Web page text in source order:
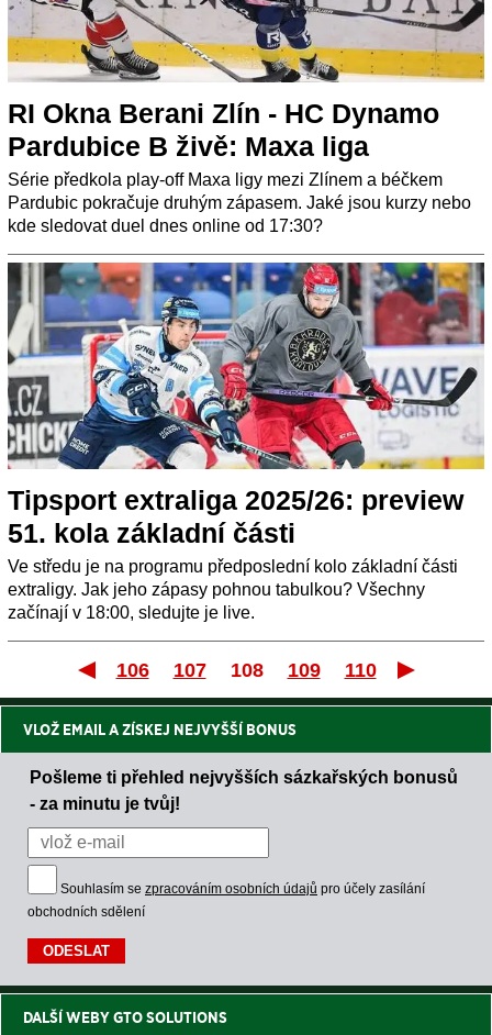
RI Okna Berani Zlín - HC Dynamo
Pardubice B živě: Maxa liga
Série předkola play-off Maxa ligy mezi Zlínem a béčkem
Pardubic pokračuje druhým zápasem. Jaké jsou kurzy nebo
kde sledovat duel dnes online od 17:30?
Tipsport extraliga 2025/26: preview
51. kola základní části
Ve středu je na programu předposlední kolo základní části
extraligy. Jak jeho zápasy pohnou tabulkou? Všechny
začínají v 18:00, sledujte je live.
První
106 107 108 109 110
VLOŽ EMAIL A ZÍSKEJ NEJVYŠŠÍ BONUS
Pošleme ti přehled nejvyšších sázkařských bonusů
- za minutu je tvůj!
Souhlasím se zpracováním osobních údajů pro účely zasílání
obchodních sdělení
DALŠÍ WEBY GTO SOLUTIONS